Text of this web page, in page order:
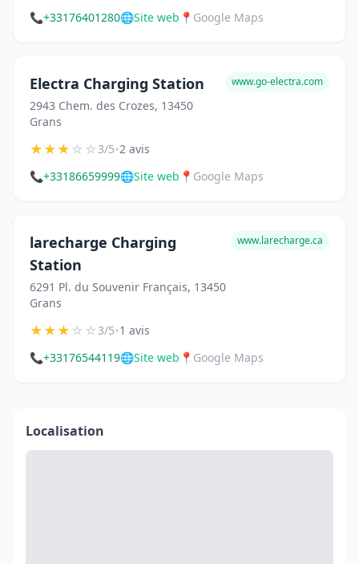
📞+33176401280🌐Site web 📍 Google Maps
Electra Charging Station
2943 Chem. des Crozes, 13450
Grans
www.go-electra.com
★★★☆☆3/5•2 avis
📞+33186659999🌐Site web 📍 Google Maps
larecharge Charging
Station
6291 Pl. du Souvenir Français, 13450
Grans
www.larecharge.ca
★★★☆☆3/5•1 avis
📞+33176544119🌐Site web 📍 Google Maps
Localisation